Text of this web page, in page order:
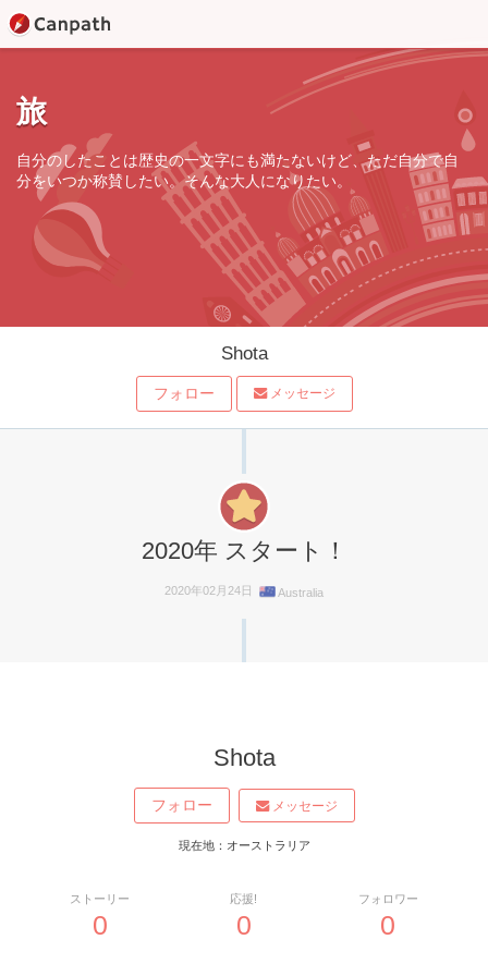
旅
自分のしたことは歴史の一文字にも満たないけど、ただ自分で自
分をいつか称賛したい。そんな大人になりたい。
Shota
フォロー メッセージ
2020年 スタート！
2020年02月24日 Australia
Shota
フォロー メッセージ
現在地：オーストラリア
ストーリー
0
応援!
0
フォロワー
0